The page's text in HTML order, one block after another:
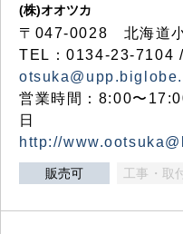
(株)オオツカ
〒047-0028 北海道
TEL：0134-23-7104
営業時間：8:00〜
日
http://
販売可 工事・取